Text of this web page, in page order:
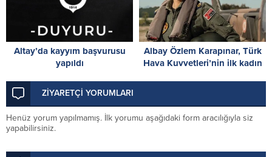
Altay’da kayyım başvurusu
yapıldı
Albay Özlem Karapınar, Türk
Hava Kuvvetleri’nin ilk kadın
ZİYARETÇİ YORUMLARI
Henüz yorum yapılmamış. İlk yorumu aşağıdaki form aracılığıyla siz
yapabilirsiniz.